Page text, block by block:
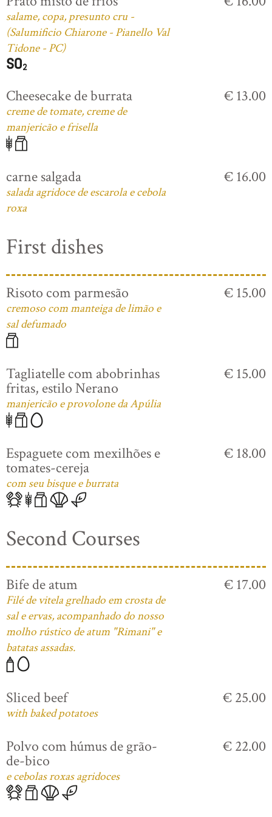
salame, copa, presunto cru -
(Salumificio Chiarone - Pianello Val
Tidone - PC)
Cheesecake de burrata
creme de tomate, creme de
manjericão e frisella
€ 13.00
carne salgada
salada agridoce de escarola e cebola
roxa
€ 16.00
First dishes
Risoto com parmesão
cremoso com manteiga de limão e
sal defumado
€ 15.00
Tagliatelle com abobrinhas
fritas, estilo Nerano
manjericão e provolone da Apúlia
€ 15.00
Espaguete com mexilhões e
tomates-cereja
com seu bisque e burrata
€ 18.00
Second Courses
Bife de atum
Filé de vitela grelhado em crosta de
sal e ervas, acompanhado do nosso
molho rústico de atum "Rimani" e
batatas assadas.
€ 17.00
Sliced beef
with baked potatoes
€ 25.00
Polvo com húmus de grão-
de-bico
e cebolas roxas agridoces
€ 22.00